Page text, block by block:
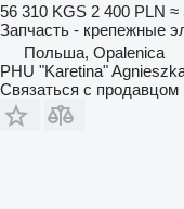
56 310 KGS 2 400 PLN ≈
Запчасть - крепежные
Польша, Opalenica
PHU "Karetina"
Связаться с продавцом